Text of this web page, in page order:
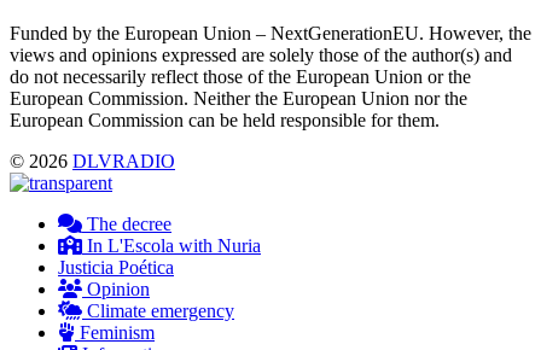
Funded by the European Union – NextGenerationEU. However, the
views and opinions expressed are solely those of the author(s) and
do not necessarily reflect those of the European Union or the
European Commission. Neither the European Union nor the
European Commission can be held responsible for them.
© 2026 DLVRADIO
The decree
In L'Escola with Nuria
Justicia Poética
Opinion
Climate emergency
Feminism